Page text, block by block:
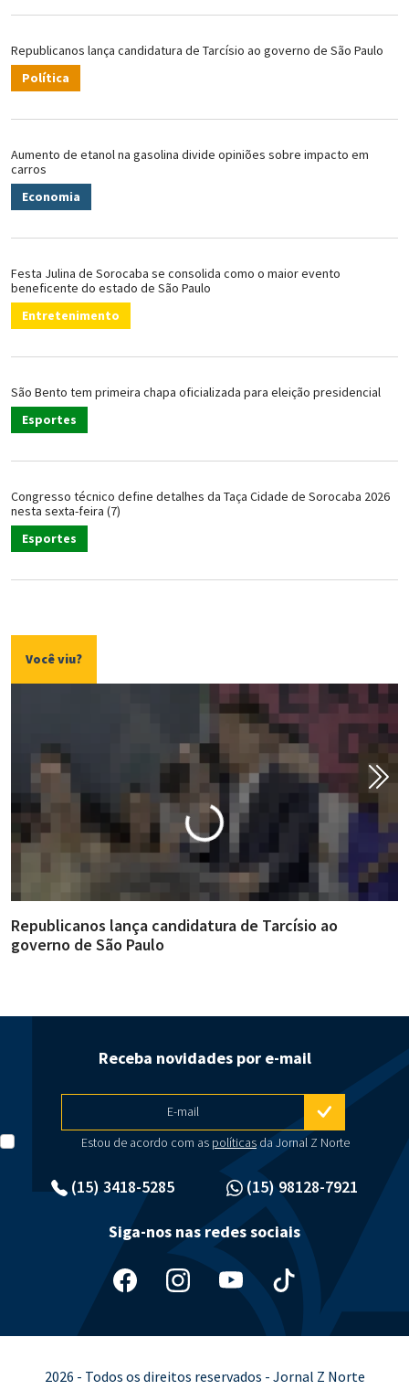
Republicanos lança candidatura de Tarcísio ao governo de São Paulo
Política
Aumento de etanol na gasolina divide opiniões sobre impacto em
carros
Economia
Festa Julina de Sorocaba se consolida como o maior evento
beneficente do estado de São Paulo
Entretenimento
São Bento tem primeira chapa oficializada para eleição presidencial
Esportes
Congresso técnico define detalhes da Taça Cidade de Sorocaba 2026
nesta sexta-feira (7)
Esportes
Você viu?
Republicanos lança candidatura de Tarcísio ao
governo de São Paulo
(15) 3418-5285 (15) 98128-7921
Receba novidades por e-mail
E-mail
Estou de acordo com as políticasda Jornal Z Norte
Siga-nos nas redes sociais
2026 - Todos os direitos reservados - Jornal Z Norte